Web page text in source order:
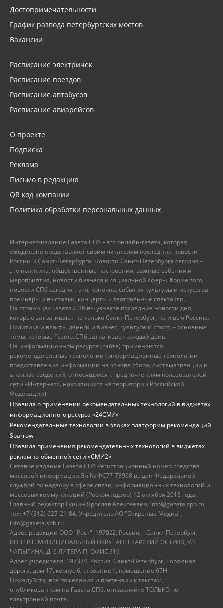
Достопримечательности
График развода петербургских мостов
Вакансии
Расписание электричек
Расписание поездов
Расписание автобусов
Расписание авиарейсов
О проекте
Подписка
Реклама
Письмо в редакцию
QR код компании
Политика обработки персональных данных
Интернет-издание Газета.СПб – это онлайн-газета, которая
ежедневно представляет своим читателям последние новости
России и Санкт-Петербурга. Новости Санкт-Петербурга сегодня –
это политика, общественные настроения, важные события и
мероприятия, новости бизнеса и социальной сферы. Кроме того,
новости СПб сегодня – это, конечно, события культуры и искусства:
премьеры и выставки, концерты и театральные спектакли.
На страницах Газета.СПб вы узнаете последние новости дня,
которые затрагивают не только Санкт-Петербург, но и всю Россию.
Политика и власть, деньги и бизнес, культура и спорт, – основные
темы, которые Газета.СПб затрагивает каждый день!
На информационном ресурсе (сайте) применяются
рекомендательные технологии (информационные технологии
предоставления информации на основе сбора, систематизации и
анализа сведений, относящихся к предпочтениям пользователей
сети «Интернет», находящихся на территории Российской
Федерации).
Правила о применении рекомендательных технологий в виджетах
информационного ресурса «24СМИ»
Рекомендательные технологии в блоках платформы рекомендаций
Sparrow
Правила применения рекомендательных технологий в виджетах
рекламно-обменной сети «СМИ2»
Сетевое издание Газета.СПб Регистрационный номер средства
массовой информации Эл № ФС77-73908 выдан Федеральной
службой по надзору в сфере связи, информационных технологий и
массовых коммуникаций (Роскомнадзор) 12 октября 2018 года.
Главный редактор Гущин Ярослав Алексеевич, info@gazeta.spb.ru,
тел: +7 (812) 627-21-84. Учредитель АО "Открытые Медиа",
info@gazeta.spb.ru
Адрес редакции ООО "Рост": 197022, Россия, г.Санкт-Петербург,
ВН.ТЕР.Г. МУНИЦИПАЛЬНЫЙ ОКРУГ АПТЕКАРСКИЙ ОСТРОВ, УЛ
ЧАПЫГИНА, Д. 6 ЛИТЕРА П, ОФИС 316
Адрес учредителя: 197374, Россия, Санкт-Петербург, Торфяная
дорога, дом 17, корпус 6, строение 1, помещение 67Н
Пожалуйста, все пожелания и претензии к текстам,
опубликованном на Газета.СПб, отправляйте ТОЛЬКО по
электронной почте.